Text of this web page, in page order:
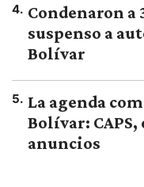
4. Condenaron a
suspenso a
Bolívar
5. La agenda
Bolívar:
anuncios